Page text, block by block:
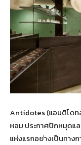
Antidotes (แอนติโดท
หอม ประกาศปักหมุดแ
แห่งแรกอย่างเป็นทาง